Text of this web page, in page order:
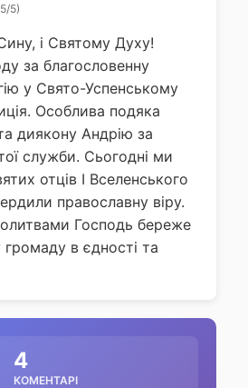
5)
і Святому Духу!
за благословенну
у Свято-Успенському
Особлива подяка
диякону Андрію за
служби. Сьогодні ми
отців І Вселенського
православну віру.
Господь береже
в єдності та
4
КОМЕНТАРІ